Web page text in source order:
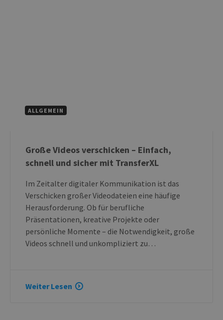
ALLGEMEIN
Große Videos verschicken – Einfach,
schnell und sicher mit TransferXL
Im Zeitalter digitaler Kommunikation ist das
Verschicken großer Videodateien eine häufige
Herausforderung. Ob für berufliche
Präsentationen, kreative Projekte oder
persönliche Momente – die Notwendigkeit, große
Videos schnell und unkompliziert zu…
Weiter Lesen